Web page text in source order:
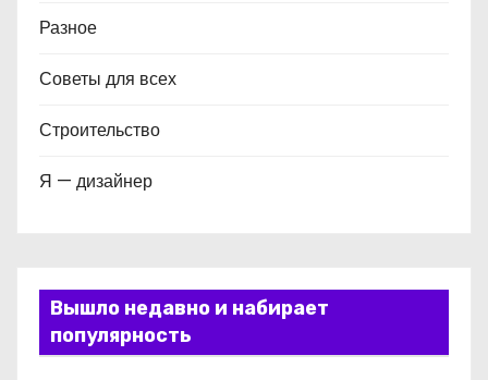
Разное
Советы для всех
Строительство
Я — дизайнер
Вышло недавно и набирает
популярность